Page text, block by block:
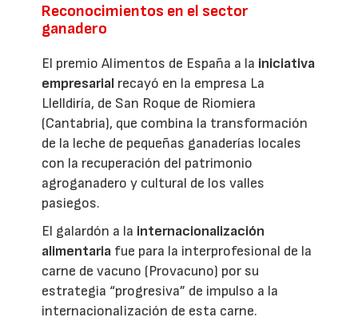
Reconocimientos en el sector
ganadero
El premio Alimentos de España a la iniciativa
empresarial recayó en la empresa La
Llelldiría, de San Roque de Riomiera
(Cantabria), que combina la transformación
de la leche de pequeñas ganaderías locales
con la recuperación del patrimonio
agroganadero y cultural de los valles
pasiegos.
El galardón a la internacionalización
alimentaria fue para la interprofesional de la
carne de vacuno (Provacuno) por su
estrategia “progresiva” de impulso a la
internacionalización de esta carne.